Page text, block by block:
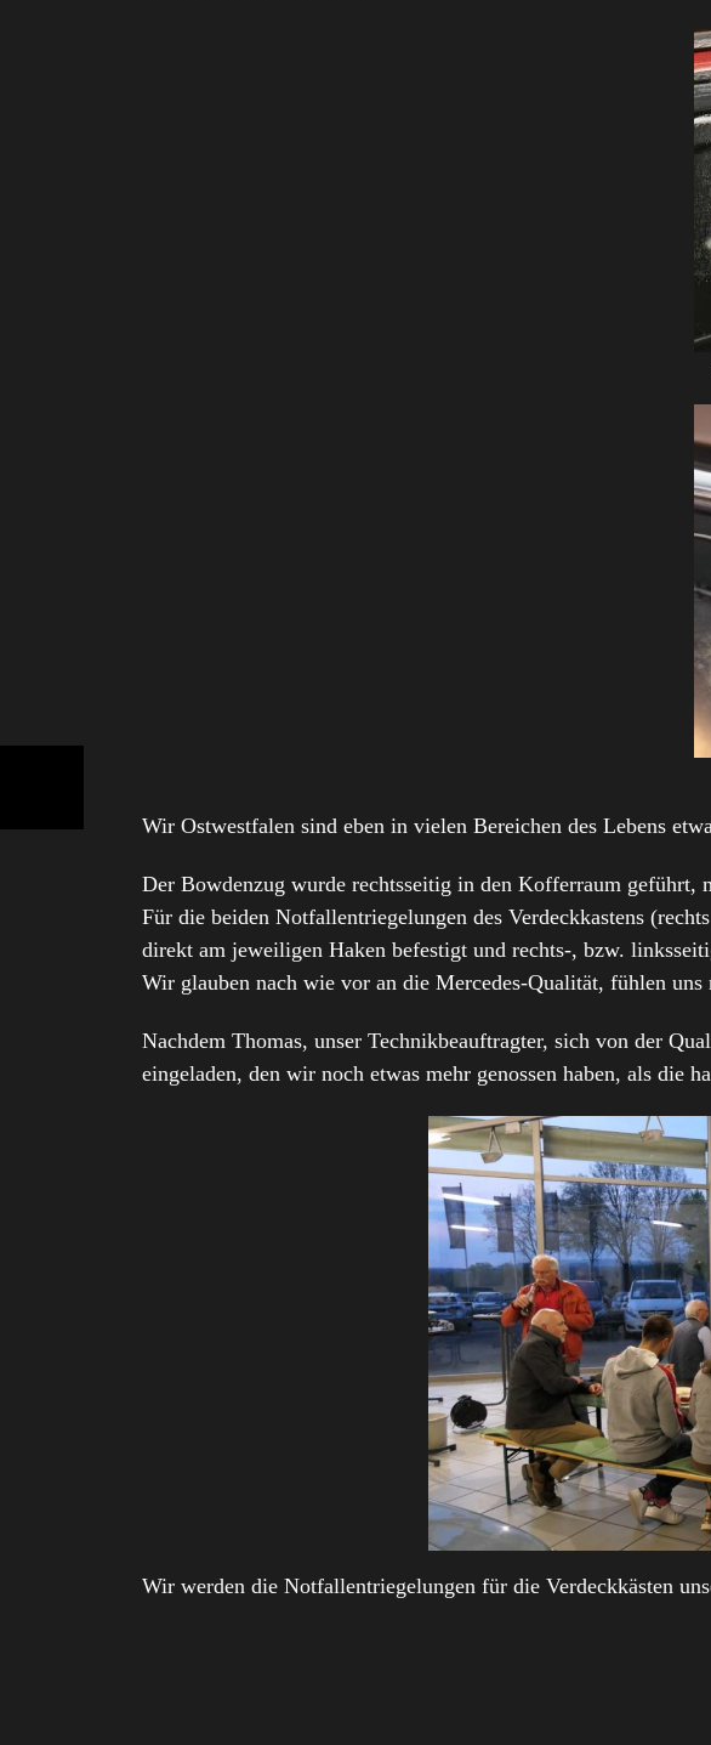
Wir Ostwestfalen sind eben in vielen Bereichen des Lebens
Der Bowdenzug wurde rechtsseitig in den Kofferraum geführt,
Für die beiden Notfallentriegelungen des Verdeckkastens
direkt am jeweiligen Haken befestigt und rechts-, bzw.
Wir glauben nach wie vor an die Mercedes-Qualität, fühlen
Nachdem Thomas, unser Technikbeauftragter, sich von der
eingeladen, den wir noch etwas mehr genossen haben, als die
Wir werden die Notfallentriegelungen für die Verdeckkästen